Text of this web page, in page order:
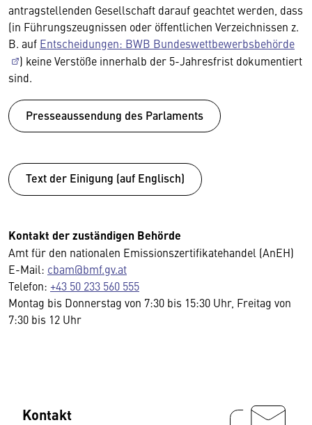
antragstellenden Gesellschaft darauf geachtet werden, dass
(in Führungszeugnissen oder öffentlichen Verzeichnissen z.
B. auf Entscheidungen: BWB Bundeswettbewerbsbehörde
) keine Verstöße innerhalb der 5-Jahresfrist dokumentiert
sind.
Presseaussendung des Parlaments
Text der Einigung (auf Englisch)
Kontakt der zuständigen Behörde
Amt für den nationalen Emissionszertifikatehandel (AnEH)
E-Mail: cbam@bmf.gv.at
Telefon: +43 50 233 560 555
Montag bis Donnerstag von 7:30 bis 15:30 Uhr, Freitag von
7:30 bis 12 Uhr
Kontakt